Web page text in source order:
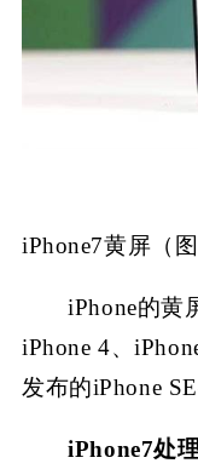
iPhone7黄屏（
iPhone的黄
iPhone 4、
发布的iPhone
iPhone7处